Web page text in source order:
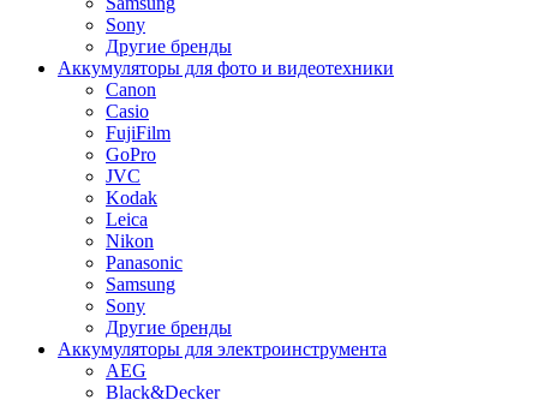
Sony
Другие бренды
Аккумуляторы для фото и видеотехники
Canon
Casio
FujiFilm
GoPro
JVC
Kodak
Leica
Nikon
Panasonic
Samsung
Sony
Другие бренды
Аккумуляторы для электроинструмента
AEG
Black&Decker